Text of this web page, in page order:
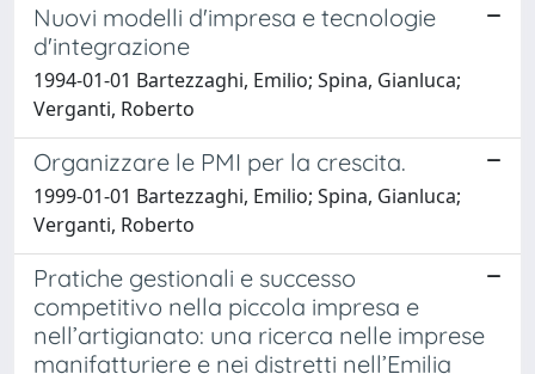
Nuovi modelli d'impresa e tecnologie
d'integrazione
1994-01-01 Bartezzaghi, Emilio; Spina, Gianluca;
Verganti, Roberto
Organizzare le PMI per la crescita.
1999-01-01 Bartezzaghi, Emilio; Spina, Gianluca;
Verganti, Roberto
Pratiche gestionali e successo
competitivo nella piccola impresa e
nell’artigianato: una ricerca nelle imprese
manifatturiere e nei distretti nell’Emilia